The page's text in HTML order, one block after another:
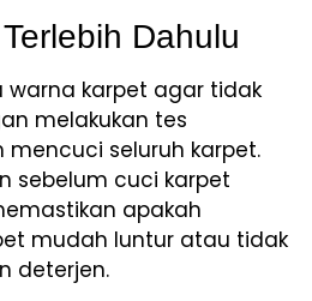
Dahulu
warna karpet agar tidak
melakukan tes
mencuci seluruh karpet.
sebelum cuci karpet
apakah
mudah luntur atau tidak
deterjen.